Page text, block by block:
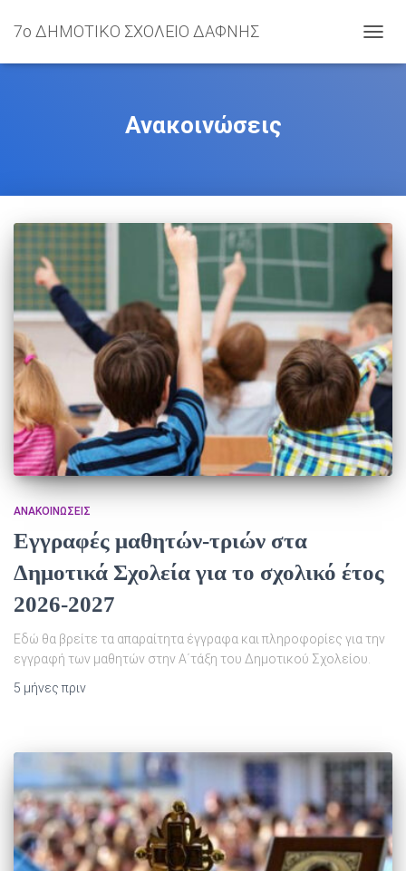
7ο ΔΗΜΟΤΙΚΟ ΣΧΟΛΕΙΟ ΔΑΦΝΗΣ
Ανακοινώσεις
ΑΝΑΚΟΙΝΏΣΕΙΣ
Εγγραφές μαθητών-τριών στα
Δημοτικά Σχολεία για το σχολικό έτος
2026-2027
Εδώ θα βρείτε τα απαραίτητα έγγραφα και πληροφορίες για την
εγγραφή των μαθητών στην Α΄τάξη του Δημοτικού Σχολείου.
5 μήνες πριν